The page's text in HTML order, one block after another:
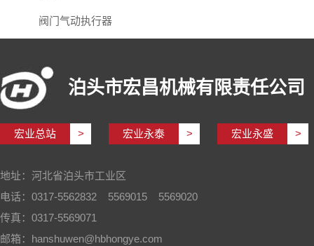
阀门气动执行器
泊头市宏昌机械有限责任公司
宏业总站 > 宏业永泰 > 宏业永盛 >
地址：河北省泊头市工业区
电话：0317-5562832 5569015 5569020
传真：0317-5569071
邮箱：hanshuwen@hbhongye.com